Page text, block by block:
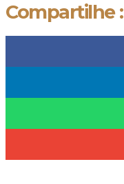
Compartilhe :